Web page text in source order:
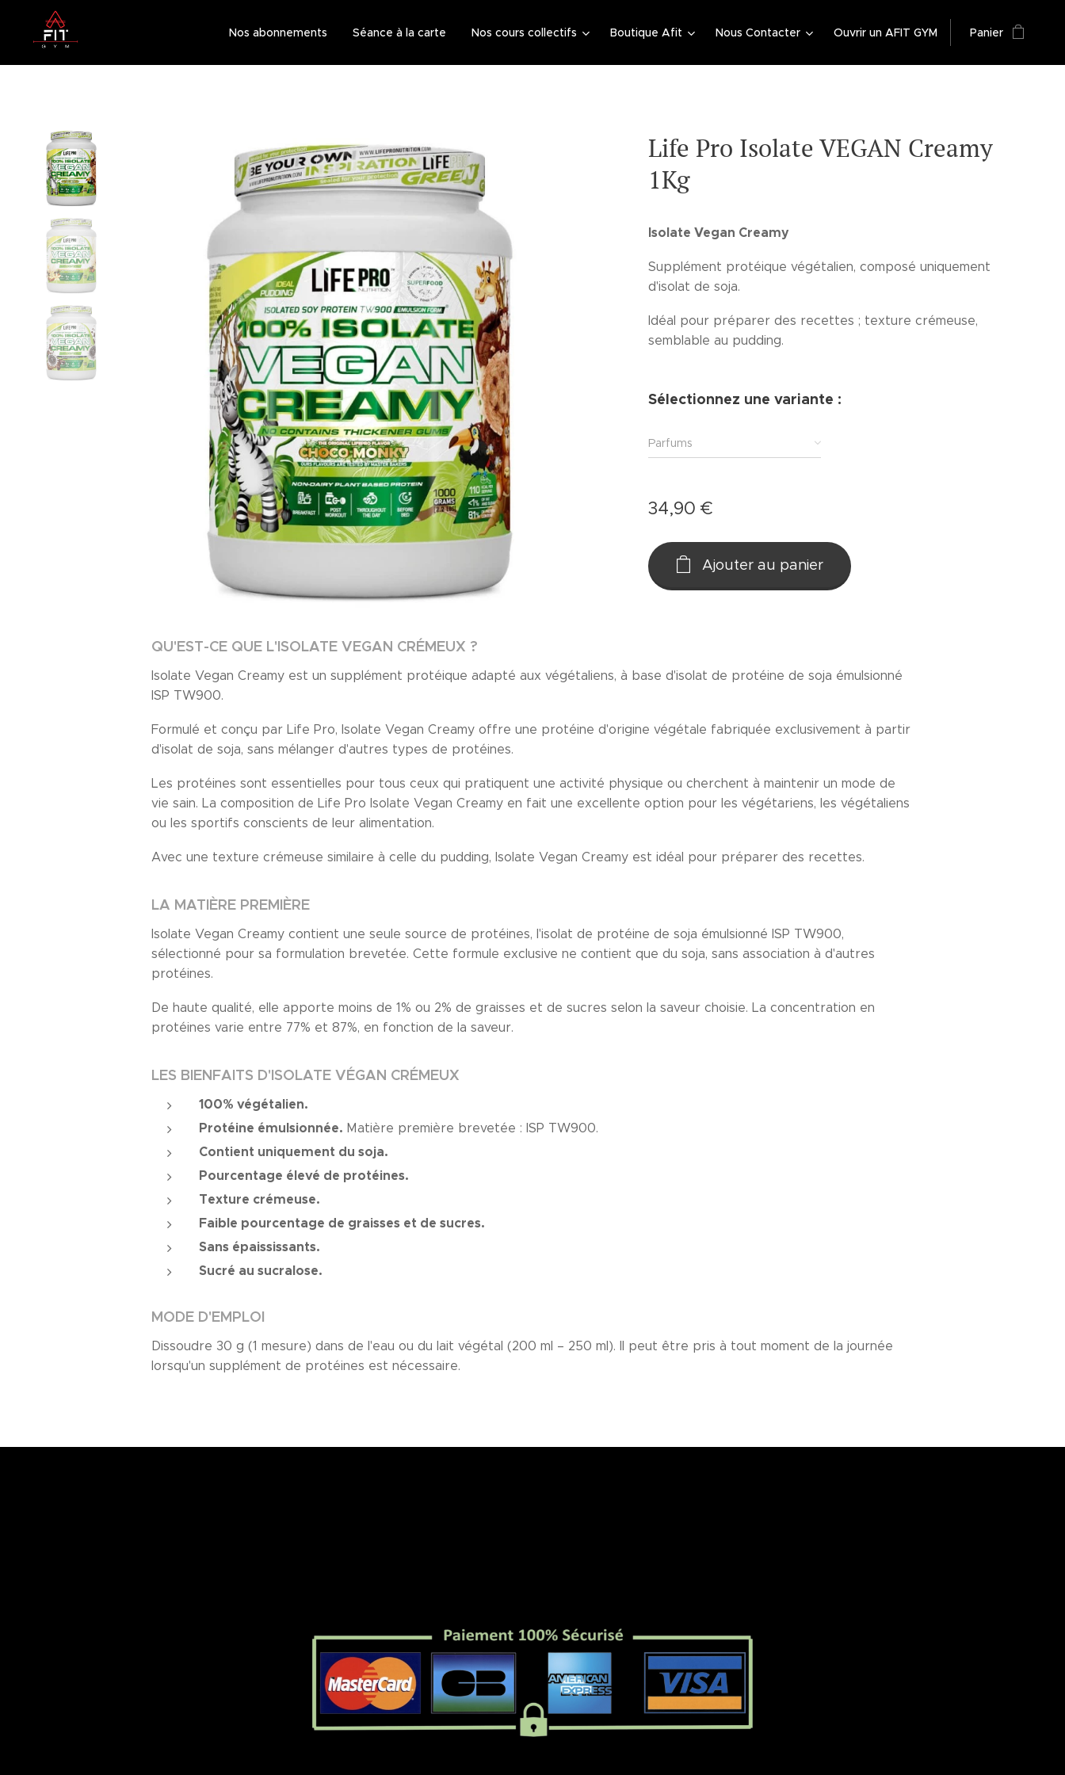
Nos abonnements Séance à la carte Nos cours collectifs Boutique Afit Nous Contacter Ouvrir un AFIT GYM Panier
Life Pro Isolate VEGAN Creamy
1Kg
Isolate Vegan Creamy
Supplément protéique végétalien, composé uniquement
d'isolat de soja.
Idéal pour préparer des recettes ; texture crémeuse,
semblable au pudding.
Sélectionnez une variante :
Parfums
34,90 €
Ajouter au panier
QU'EST-CE QUE L'ISOLATE VEGAN CRÉMEUX ?
Isolate Vegan Creamy est un supplément protéique adapté aux végétaliens, à base d'isolat de protéine de soja émulsionné
ISP TW900.
Formulé et conçu par Life Pro, Isolate Vegan Creamy offre une protéine d'origine végétale fabriquée exclusivement à partir
d'isolat de soja, sans mélanger d'autres types de protéines.
Les protéines sont essentielles pour tous ceux qui pratiquent une activité physique ou cherchent à maintenir un mode de
vie sain. La composition de Life Pro Isolate Vegan Creamy en fait une excellente option pour les végétariens, les végétaliens
ou les sportifs conscients de leur alimentation.
Avec une texture crémeuse similaire à celle du pudding, Isolate Vegan Creamy est idéal pour préparer des recettes.
LA MATIÈRE PREMIÈRE
Isolate Vegan Creamy contient une seule source de protéines, l'isolat de protéine de soja émulsionné ISP TW900,
sélectionné pour sa formulation brevetée. Cette formule exclusive ne contient que du soja, sans association à d'autres
protéines.
De haute qualité, elle apporte moins de 1% ou 2% de graisses et de sucres selon la saveur choisie. La concentration en
protéines varie entre 77% et 87%, en fonction de la saveur.
LES BIENFAITS D'ISOLATE VÉGAN CRÉMEUX
100% végétalien.
Protéine émulsionnée. Matière première brevetée : ISP TW900.
Contient uniquement du soja.
Pourcentage élevé de protéines.
Texture crémeuse.
Faible pourcentage de graisses et de sucres.
Sans épaississants.
Sucré au sucralose.
MODE D'EMPLOI
Dissoudre 30 g (1 mesure) dans de l'eau ou du lait végétal (200 ml – 250 ml). Il peut être pris à tout moment de la journée
lorsqu'un supplément de protéines est nécessaire.